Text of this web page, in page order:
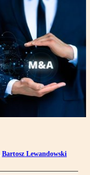
Bartosz Lewandowski